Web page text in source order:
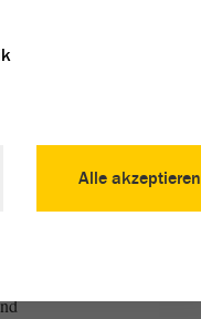
für
dar.
Alle akzeptieren